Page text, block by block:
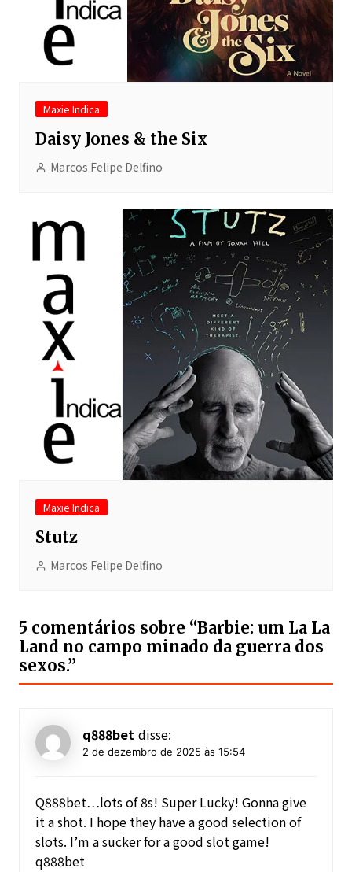
Maxie Indica
Daisy Jones & the Six
Marcos Felipe Delfino
Maxie Indica
Stutz
Marcos Felipe Delfino
5 comentários sobre “Barbie: um La La
Land no campo minado da guerra dos
sexos.”
q888bet disse:
2 de dezembro de 2025 às 15:54
Q888bet…lots of 8s! Super Lucky! Gonna give
it a shot. I hope they have a good selection of
slots. I’m a sucker for a good slot game!
q888bet